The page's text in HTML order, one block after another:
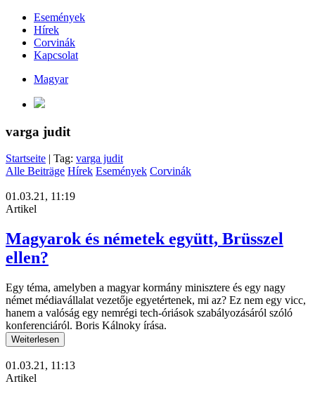
Események
Hírek
Corvinák
Kapcsolat
Magyar
varga judit
Startseite | Tag: varga judit
Alle Beiträge Hírek Események Corvinák
01.03.21, 11:19
Artikel
Magyarok és németek együtt, Brüsszel
ellen?
Egy téma, amelyben a magyar kormány minisztere és egy nagy
német médiavállalat vezetője egyetértenek, mi az? Ez nem egy vicc,
hanem a valóság egy nemrégi tech-óriások szabályozásáról szóló
konferenciáról. Boris Kálnoky írása.
Weiterlesen
01.03.21, 11:13
Artikel